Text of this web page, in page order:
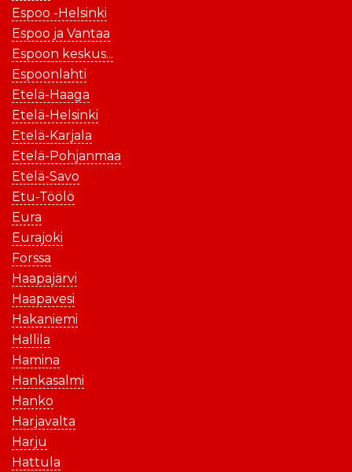
Espoo -Helsinki
Espoo ja Vantaa
Espoon keskus...
Espoonlahti
Etelä-Haaga
Etelä-Helsinki
Etelä-Karjala
Etelä-Pohjanmaa
Etelä-Savo
Etu-Töölö
Eura
Eurajoki
Forssa
Haapajärvi
Haapavesi
Hakaniemi
Hallila
Hamina
Hankasalmi
Hanko
Harjavalta
Harju
Hattula